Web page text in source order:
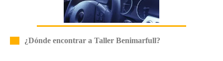
¿Dónde encontrar a Taller Benimarfull?